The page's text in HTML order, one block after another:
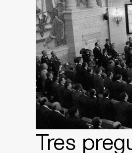
Tres